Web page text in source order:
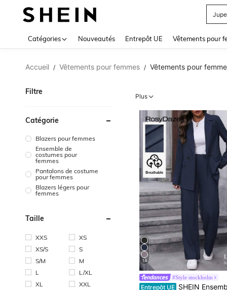
Catégories Nouveautés Entrepôt UE Vêtements pour
Accueil / Vêtements pour femmes / Vêtements pour
Filtre
Catégorie
Blazers pour femmes
Ensemble de
costumes pour
femmes
Pantalons de costume
pour femmes
Blazers légers pour
femmes
Taille
XXS
XS
XS/S
S
S/M
M
L
L/XL
XL
XXL
Plus
14
#Style stockholm
Entrepôt UE SHEIN Ensemble tailleur croisé mode femme pour le travail et les déplacements. Ensemble blazer